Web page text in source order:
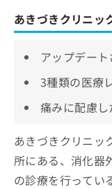
あきづきクリニッ
アップデー
3種類の医療
痛みに配慮
あきづきクリニッ
所にある、消化器
の診療を行ってい